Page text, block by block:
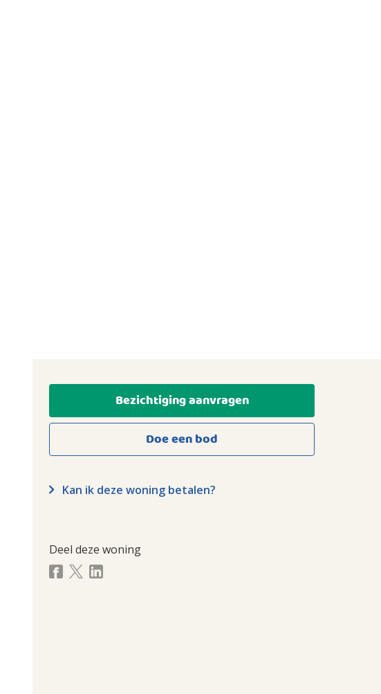
Bezichtiging aanvragen
Doe een bod
Kan ik deze woning betalen?
Deel deze woning